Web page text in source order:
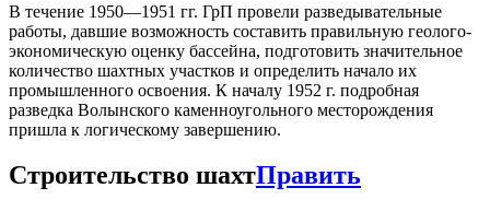
В течение 1950—1951 гг. ГрП провели разведывательные
работы, давшие возможность составить правильную геолого-
экономическую оценку бассейна, подготовить значительное
количество шахтных участков и определить начало их
промышленного освоения. К началу 1952 г. подробная
разведка Волынского каменноугольного месторождения
пришла к логическому завершению.
Строительство шахтПравить